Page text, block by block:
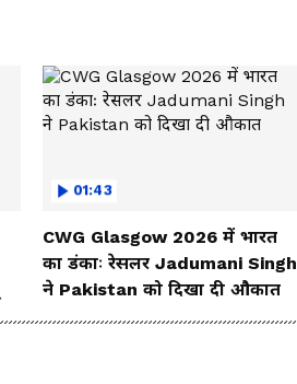
01:43
CWG Glasgow 2026 में भारत
का डंकाः रेसलर Jadumani Singh
ने Pakistan को दिखा दी औकात